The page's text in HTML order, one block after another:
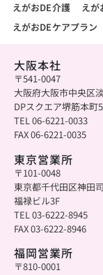
えがおDE介護
えが
えがおDEケアプラン
大阪本社
〒541-0047
大阪府大阪市中央区
DPスクエア堺筋本町
TEL 06-6221-0033
FAX 06-6221-0035
東京営業所
〒101-0048
東京都千代田区神田
福禄ビル3F
TEL 03-6222-8945
FAX 03-6222-8946
福岡営業所
〒810-0001